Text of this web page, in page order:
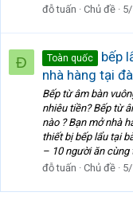
đỗ tuấn
Chủ đề
Đ Toàn quốc
bếp
nhà hàng tại
Bếp từ âm bàn
nhiêu tiền? Bếp từ
nào ? Bạn mở nhà
thiết bị bếp lẩu tại
– 10 người ăn cùng
đỗ tuấn
Chủ đề